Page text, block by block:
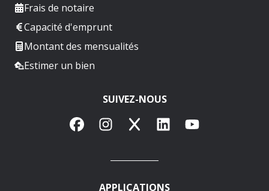
Frais de notaire
Capacité d'emprunt
Montant des mensualités
Estimer un bien
SUIVEZ-NOUS
FacebookInstagram
X LinkedInYouTube
APPLICATIONS